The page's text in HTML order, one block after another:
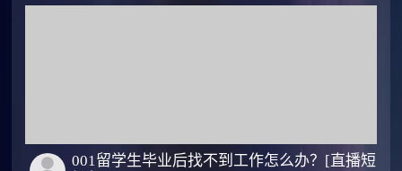
001留学生毕业后找不到工作怎么办？[直播短